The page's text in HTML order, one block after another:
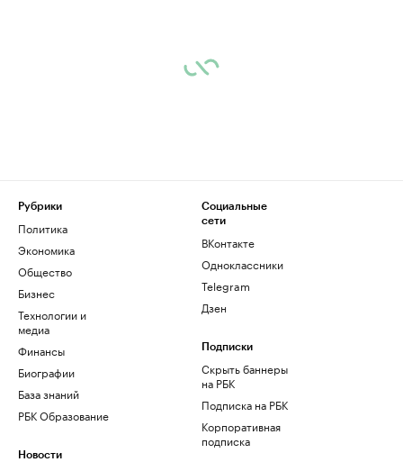
Рубрики
Политика
Экономика
Общество
Бизнес
Технологии и
медиа
Финансы
Биографии
База знаний
РБК Образование
Новости
Социальные
сети
ВКонтакте
Одноклассники
Telegram
Дзен
Подписки
Скрыть баннеры
на РБК
Подписка на РБК
Корпоративная
подписка